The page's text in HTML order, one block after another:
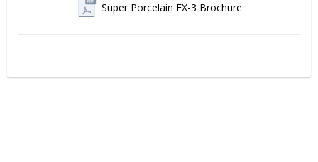
Super Porcelain EX-3 Brochure